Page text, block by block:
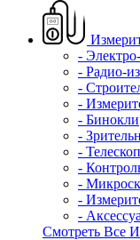
-
- Радио-
-
-
- Бинокли
-
-
-
-
-
-
Смотреть Все